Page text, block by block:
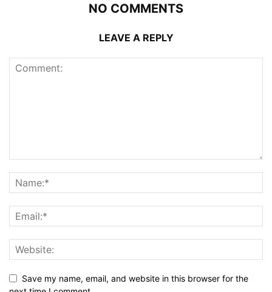
NO COMMENTS
LEAVE A REPLY
Save my name, email, and website in this browser for the